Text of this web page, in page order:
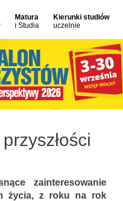
Matura
i Studia
Kierunki studiów
uczelnie
zainteresowanie
życia, z roku na rok